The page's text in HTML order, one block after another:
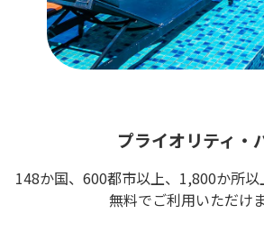
プライオリティ・
148か国、600都市以上、1,800か所
無料でご利用いただけま